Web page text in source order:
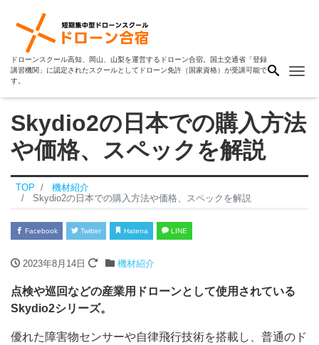
ドローンスクール高知、岡山、山梨を運営するドローン合宿。国土交通省「登録
講習機関」に認定されたスクールとしてドローン免許（国家資格）が受講可能で
す。
Skydio2の日本での購入方法
や価格、スペックを解説
TOP
機材紹介
Skydio2の日本での購入方法や価格、スペックを解説
Facebook Twitter Hatena LINE
2023年8月14日 機材紹介
点検や巡回などの産業用ドローンとして使用されている
Skydio2シリーズ。
優れた障害物センサーや自律飛行技術を搭載し、普通のド